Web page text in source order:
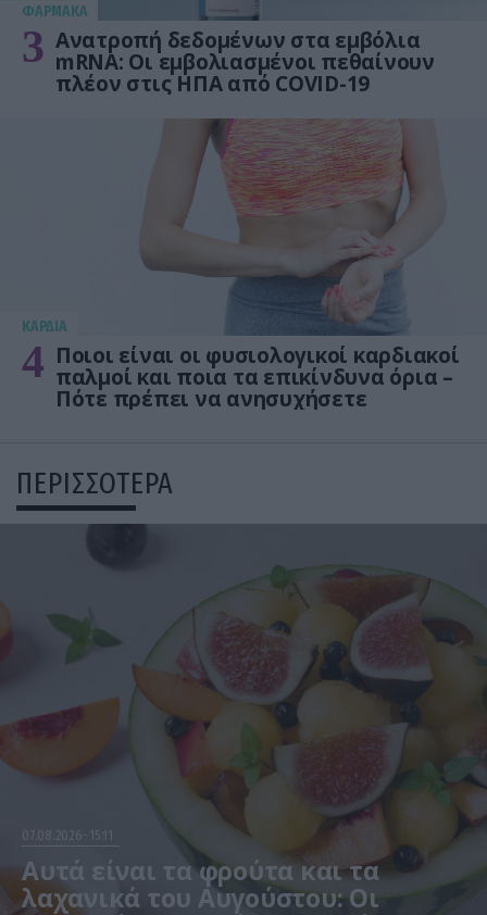
ΦΑΡΜΑΚΑ
3 Ανατροπή δεδομένων στα εμβόλια
mRNA: Οι εμβολιασμένοι πεθαίνουν
πλέον στις ΗΠΑ από COVID-19
KΑΡΔΙΑ
4 Ποιοι είναι οι φυσιολογικοί καρδιακοί
παλμοί και ποια τα επικίνδυνα όρια –
Πότε πρέπει να ανησυχήσετε
ΠΕΡΙΣΣΟΤΕΡΑ
07.08.2026 15:11
Αυτά είναι τα φρούτα και τα
λαχανικά του Αυγούστου: Οι